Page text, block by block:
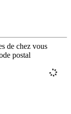
de chez vous
postal